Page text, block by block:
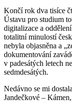
Končí rok dva tisíce
Ústavu pro studium
digitalizace a
totalitní minulostí
nebyla objasněna a
dokumentování
v padesátých letech
sedmdesátých.
Nedávno se mi
Jandečkové –